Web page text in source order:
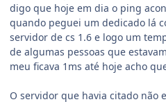
digo que hoje em dia o ping
quando peguei um dedicado lá
servidor de cs 1.6 e logo um
de algumas pessoas que
meu ficava 1ms até hoje acho
O servidor que havia citado não